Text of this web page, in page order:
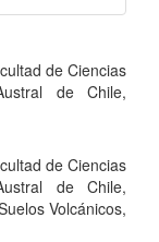
de Ciencias
de Chile,
de Ciencias
de Chile,
Volcánicos,